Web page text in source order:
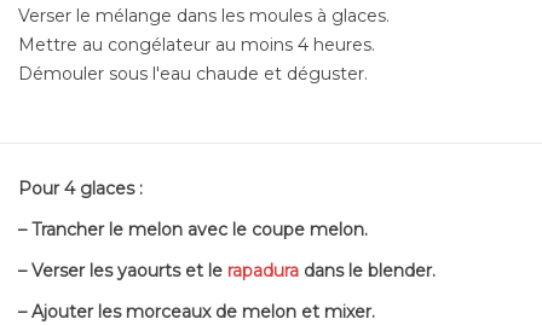
Verser le mélange dans les moules à glaces.
Mettre au congélateur au moins 4 heures.
Démouler sous l'eau chaude et déguster.
Pour 4 glaces :
– Trancher le melon avec le coupe melon.
– Verser les yaourts et le rapadura dans le blender.
– Ajouter les morceaux de melon et mixer.